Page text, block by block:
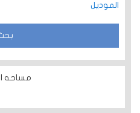
الموديل
مساحه